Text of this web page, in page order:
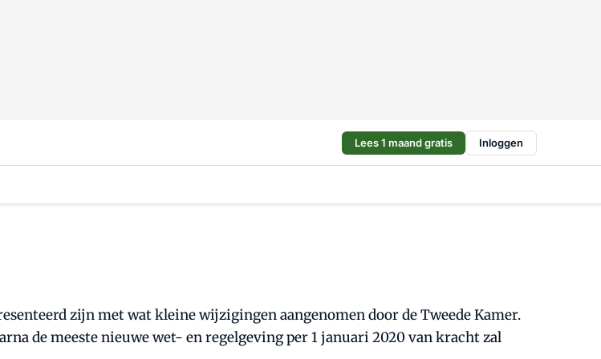
Lees 1 maand gratis Inloggen
zijn met wat kleine wijzigingen aangenomen door de Tweede Kamer.
de meeste nieuwe wet- en regelgeving per 1 januari 2020 van kracht zal